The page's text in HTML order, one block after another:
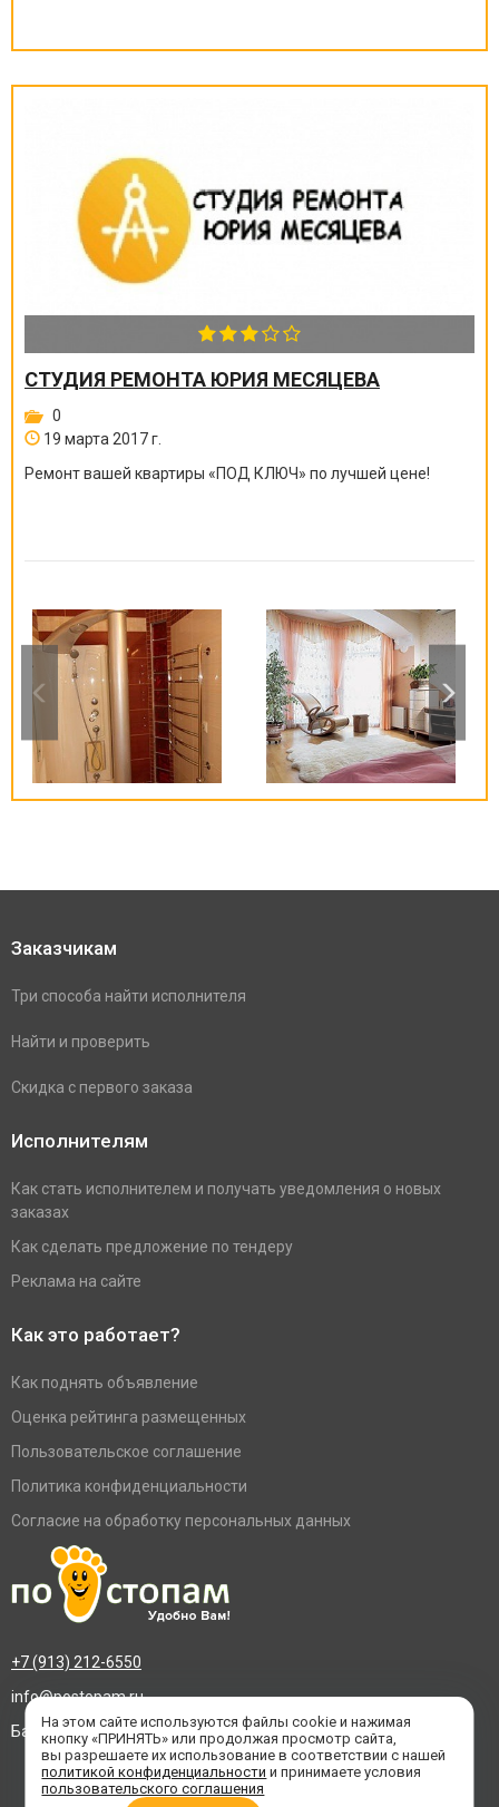
СТУДИЯ РЕМОНТА ЮРИЯ МЕСЯЦЕВА
0
19 марта 2017 г.
Ремонт вашей квартиры «ПОД КЛЮЧ» по лучшей цене!
Заказчикам
Три способа найти исполнителя
Найти и проверить
Скидка с первого заказа
Исполнителям
Как стать исполнителем и получать уведомления о новых
заказах
Как сделать предложение по тендеру
Реклама на сайте
Как это работает?
Как поднять объявление
Оценка рейтинга размещенных
Пользовательское соглашение
Политика конфиденциальности
Согласие на обработку персональных данных
+7 (913) 212-6550
info@postopam.ru
Барнаул, пр. Социалистический 109, оф.455
На этом сайте используются файлы cookie и нажимая
кнопку «ПРИНЯТЬ» или продолжая просмотр сайта,
вы разрешаете их использование в соответствии с нашей
политикой конфиденциальности и принимаете условия
пользовательского соглашения